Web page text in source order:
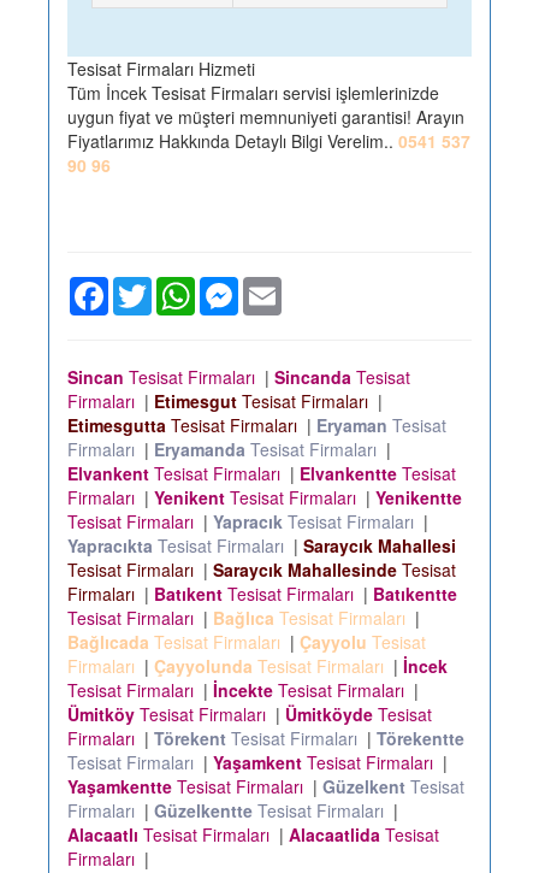
Tesisat Firmaları Hizmeti
Tüm İncek Tesisat Firmaları servisi işlemlerinizde
uygun fiyat ve müşteri memnuniyeti garantisi! Arayın
Fiyatlarımız Hakkında Detaylı Bilgi Verelim.. 0541 537
90 96
Facebook
TwitterWhatsAppMessenger
Sincan Tesisat Firmaları | Sincanda Tesisat
Firmaları | Etimesgut Tesisat Firmaları |
Etimesgutta Tesisat Firmaları | Eryaman Tesisat
Firmaları | Eryamanda Tesisat Firmaları |
Elvankent Tesisat Firmaları | Elvankentte Tesisat
Firmaları | Yenikent Tesisat Firmaları | Yenikentte
Tesisat Firmaları | Yapracık Tesisat Firmaları |
Yapracıkta Tesisat Firmaları | Saraycık Mahallesi
Tesisat Firmaları | Saraycık Mahallesinde Tesisat
Firmaları | Batıkent Tesisat Firmaları | Batıkentte
Tesisat Firmaları | Bağlıca Tesisat Firmaları |
Bağlıcada Tesisat Firmaları | Çayyolu Tesisat
Firmaları | Çayyolunda Tesisat Firmaları | İncek
Tesisat Firmaları | İncekte Tesisat Firmaları |
Ümitköy Tesisat Firmaları | Ümitköyde Tesisat
Firmaları | Törekent Tesisat Firmaları | Törekentte
Tesisat Firmaları | Yaşamkent Tesisat Firmaları |
Yaşamkentte Tesisat Firmaları | Güzelkent Tesisat
Firmaları | Güzelkentte Tesisat Firmaları |
Alacaatlı Tesisat Firmaları | Alacaatlida Tesisat
Firmaları |